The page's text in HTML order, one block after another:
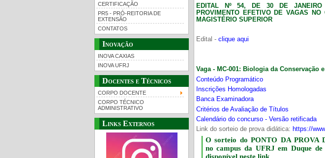
CERTIFICAÇÃO
PR5 - PRÓ-REITORIA DE
EXTENSÃO
CONTATOS
Inovação
INOVA CAXIAS
INOVA UFRJ
Docentes e Técnicos
CORPO DOCENTE
CORPO TÉCNICO
ADMINISTRATIVO
Links Externos
EDITAL Nº 54, DE 30 DE JANEIRO
PROVIMENTO EFETIVO DE VAGAS
MAGISTÉRIO SUPERIOR
Edital - clique aqui
Vaga - MC-001: Biologia da Conservação
Conteúdo Programático
Inscrições Homologadas
Banca Examinadora
Critérios de Avaliação de Títulos
Calendário do concurso - Versão retificada
Link do sorteio de prova didática: https://
O sorteio do PONTO DA
no campus da UFRJ em Duque
disponível neste link